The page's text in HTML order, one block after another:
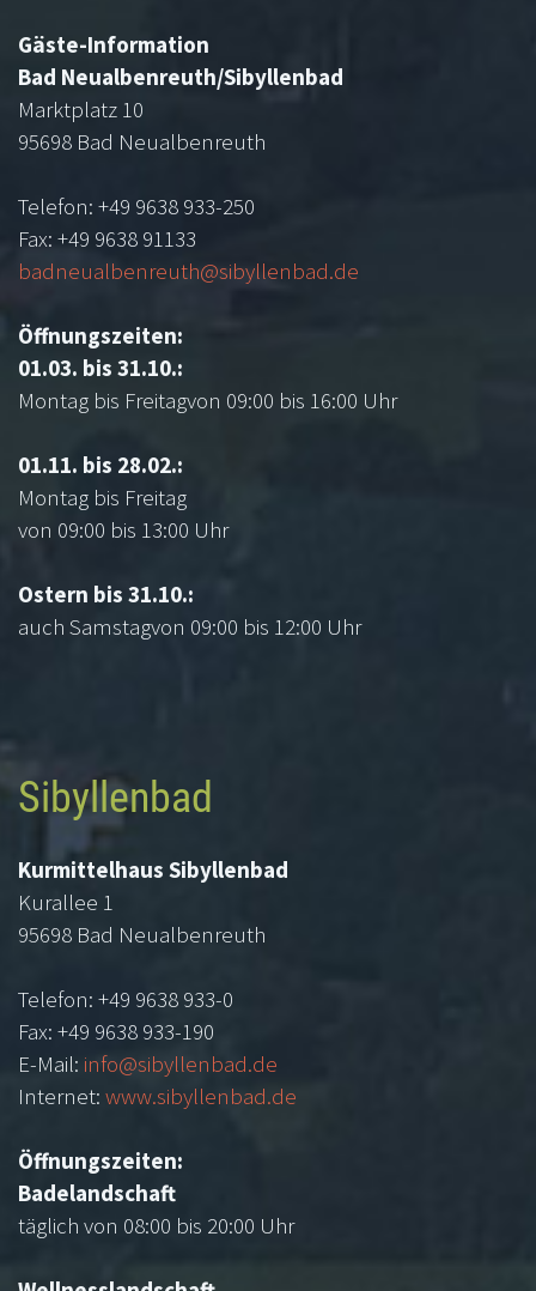
Gäste-Information
Bad Neualbenreuth/Sibyllenbad
Marktplatz 10
95698 Bad Neualbenreuth
Telefon: +49 9638 933-250
Fax: +49 9638 91133
badneualbenreuth@sibyllenbad.de
Öffnungszeiten:
01.03. bis 31.10.:
Montag bis Freitagvon 09:00 bis 16:00 Uhr
01.11. bis 28.02.:
Montag bis Freitag
von 09:00 bis 13:00 Uhr
Ostern bis 31.10.:
auch Samstagvon 09:00 bis 12:00 Uhr
Sibyllenbad
Kurmittelhaus Sibyllenbad
Kurallee 1
95698 Bad Neualbenreuth
Telefon: +49 9638 933-0
Fax: +49 9638 933-190
E-Mail: info@sibyllenbad.de
Internet: www.sibyllenbad.de
Öffnungszeiten:
Badelandschaft
täglich von 08:00 bis 20:00 Uhr